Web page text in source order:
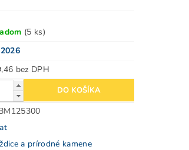
(5 ks)
€19,46 bez DPH
a prírodné kamene